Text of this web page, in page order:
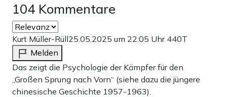
104 Kommentare
Kurt Müller-Rüll25.05.2025 um 22:05 Uhr 440T
Melden
Das zeigt die Psychologie der Kämpfer für den
„Großen Sprung nach Vorn“ (siehe dazu die jüngere
chinesische Geschichte 1957-1963).